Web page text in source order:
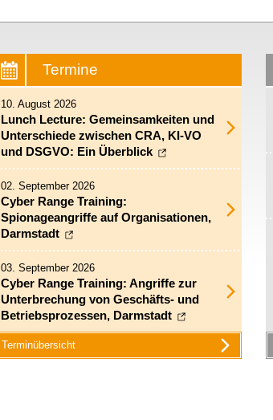
Termine
10. August 2026
Lunch Lecture: Gemeinsamkeiten und
Unterschiede zwischen CRA, KI-VO
und DSGVO: Ein Überblick
02. September 2026
Cyber Range Training:
Spionageangriffe auf Organisationen,
Darmstadt
03. September 2026
Cyber Range Training: Angriffe zur
Unterbrechung von Geschäfts- und
Betriebsprozessen, Darmstadt
Terminübersicht